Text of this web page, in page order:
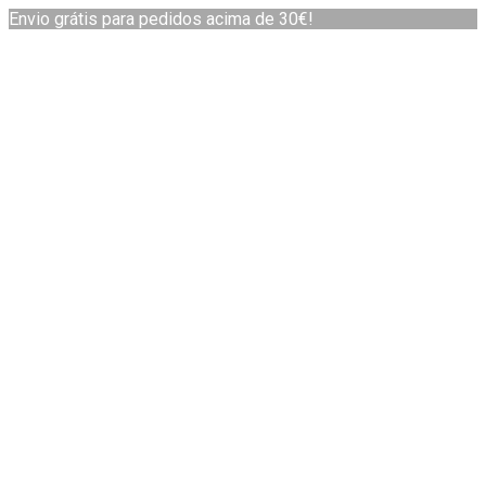
Envio grátis para pedidos acima de 30€!